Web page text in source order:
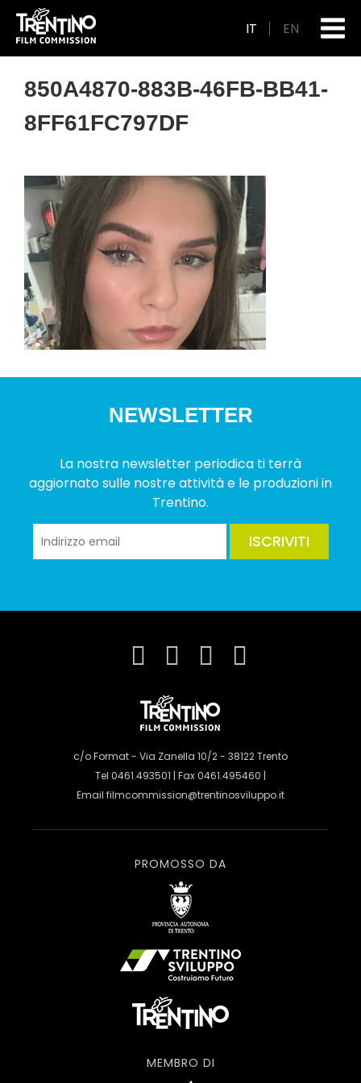
IT EN
850A4870-883B-46FB-BB41-
8FF61FC797DF
NEWSLETTER
La nostra newsletter periodica ti terrà
aggiornato sulle nostre attività e le produzioni in
Trentino.
ISCRIVITI
c/o Format - Via Zanella 10/2 - 38122 Trento
Tel 0461.493501 | Fax 0461.495460 |
Email filmcommission@trentinosviluppo.it
PROMOSSO DA
MEMBRO DI